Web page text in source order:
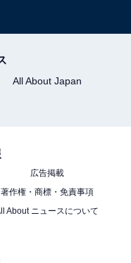
All About Japan
広告掲載
著作権・商標・免責事項
About ニュースについて